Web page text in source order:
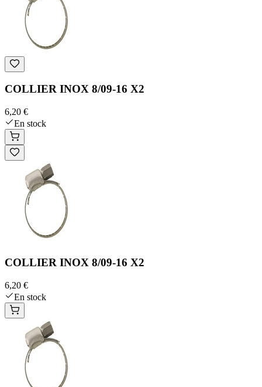
COLLIER INOX 8/09-16 X2
6,20 €
En stock
COLLIER INOX 8/09-16 X2
6,20 €
En stock